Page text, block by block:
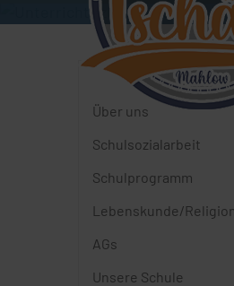
Über uns
Schulsozialarbeit
Schulprogramm
Lebenskunde/Religion
AGs
Unsere Schule